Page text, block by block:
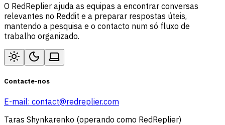
O RedReplier ajuda as equipas a encontrar conversas
relevantes no Reddit e a preparar respostas úteis,
mantendo a pesquisa e o contacto num só fluxo de
trabalho organizado.
Contacte-nos
E-mail: contact@redreplier.com
Taras Shynkarenko (operando como RedReplier)